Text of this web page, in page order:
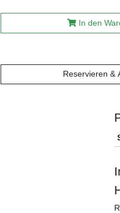
Reservieren &
In den